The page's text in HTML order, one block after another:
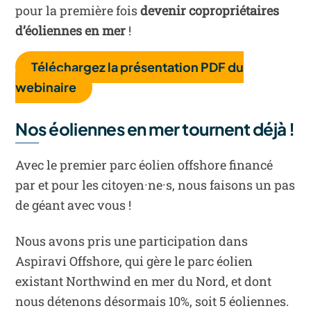
pour la première foisdevenir copropriétaires
d’éoliennes en mer !
Téléchargez la présentation PDF du
webinaire
Nos éoliennes en mer tournent déjà !
Avec le premier parc éolien offshore financé
par et pour les citoyen·ne·s, nous faisons un pas
de géant avec vous !
Nous avons pris une participation dans
Aspiravi Offshore, qui gère le parc éolien
existant Northwind en mer du Nord, et dont
nous détenons désormais 10%, soit 5 éoliennes.